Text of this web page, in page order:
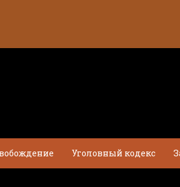
Уголовный кодекс